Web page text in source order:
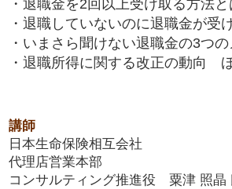
・退職金を2回以上受け取る方法と
・退職していないのに退職金が受
・いまさら聞けない退職金の3つの
・退職所得に関する改正の動向
講師
日本生命保険相互会社
代理店営業本部
コンサルティング推進役 粟津 照晶